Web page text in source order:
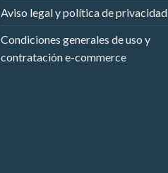
Aviso legal y política de privacidad
Condiciones generales de uso y
contratación e-commerce